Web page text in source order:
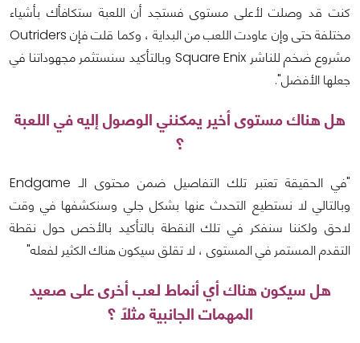
كنت قد وصلت لأعلى مستوى فستجد أن اللعبة ستكافأك بأشياء
مختلفة حتى وإن عاودت اللعب من البداية ، وكما قلت فإن Outriders
مشروع ضخم للناشر Square Enix وبالتأكيد سنستثمر مجهوداتنا في
جعلها الأفضل".
هل هناك مستوى أخير يمكنني الوصول إليه في اللعبة
؟
"في الحقيقة تعتبر تلك التفاصيل ضمن محتوى الـ Endgame
وبالتالي لا نستطيع التحدث عنها بشكل جلي وسنكشفها في وقت
لاحق ولكننا سنفكر في تلك النقطة بالتأكيد بالأخص حول نقطة
التقدم المستمر في المستوى ، لا تقلق سيكون هناك الكثير لفعله"
هل سيكون هناك أي أنماط لعب أخرى على صعيد
المهمات الجانبية مثلاً ؟